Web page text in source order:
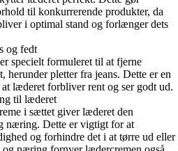
til konkurrerende produkter, da
i optimal stand og forlænger dets
og fedt
specielt formuleret til at fjerne
herunder pletter fra jeans. Dette er en
læderet forbliver rent og ser godt ud.
til læderet
i sættet giver læderet den
næring. Dette er vigtigt for at
og forhindre det i at tørre ud eller